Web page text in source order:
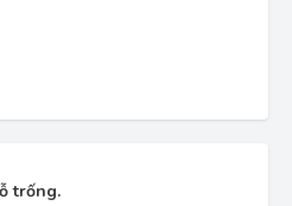
trống.